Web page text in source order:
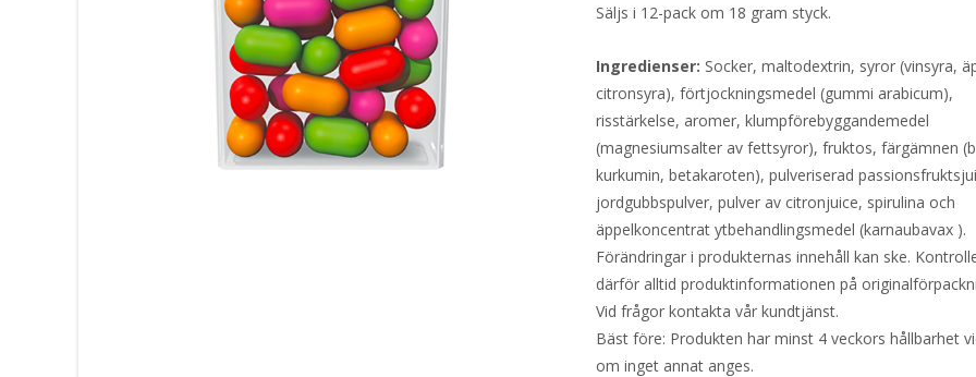
Säljs i 12-pack om 18 gram styck.
Ingredienser: Socker, maltodextrin, syror (vinsyra,
citronsyra), förtjockningsmedel (gummi arabicum),
risstärkelse, aromer, klumpförebyggandemedel
(magnesiumsalter av fettsyror), fruktos, färgämnen
kurkumin, betakaroten), pulveriserad
jordgubbspulver, pulver av citronjuice, spirulina och
äppelkoncentrat ytbehandlingsmedel (karnaubavax ).
Förändringar i produkternas innehåll kan ske.
därför alltid produktinformationen på
Vid frågor kontakta vår kundtjänst.
Bäst före: Produkten har minst 4 veckors hållbarhet
om inget annat anges.